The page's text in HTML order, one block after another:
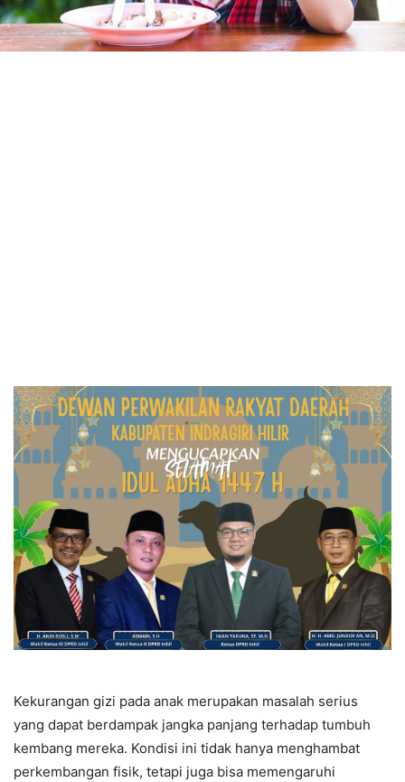
Kekurangan gizi pada anak merupakan masalah serius
yang dapat berdampak jangka panjang terhadap tumbuh
kembang mereka. Kondisi ini tidak hanya menghambat
perkembangan fisik, tetapi juga bisa memengaruhi